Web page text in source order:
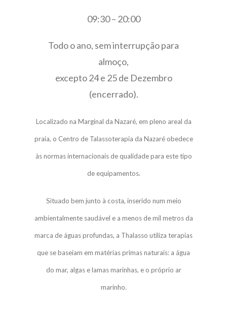
09:30 – 20:00
Todo o ano, sem interrupção para
almoço,
excepto 24 e 25 de Dezembro
(encerrado).
Localizado na Marginal da Nazaré, em pleno areal da
praia, o Centro de Talassoterapia da Nazaré obedece
às normas internacionais de qualidade para este tipo
de equipamentos.
Situado bem junto à costa, inserido num meio
ambientalmente saudável e a menos de mil metros da
marca de águas profundas, a Thalasso utiliza terapias
que se baseiam em matérias primas naturais: a água
do mar, algas e lamas marinhas, e o próprio ar
marinho.